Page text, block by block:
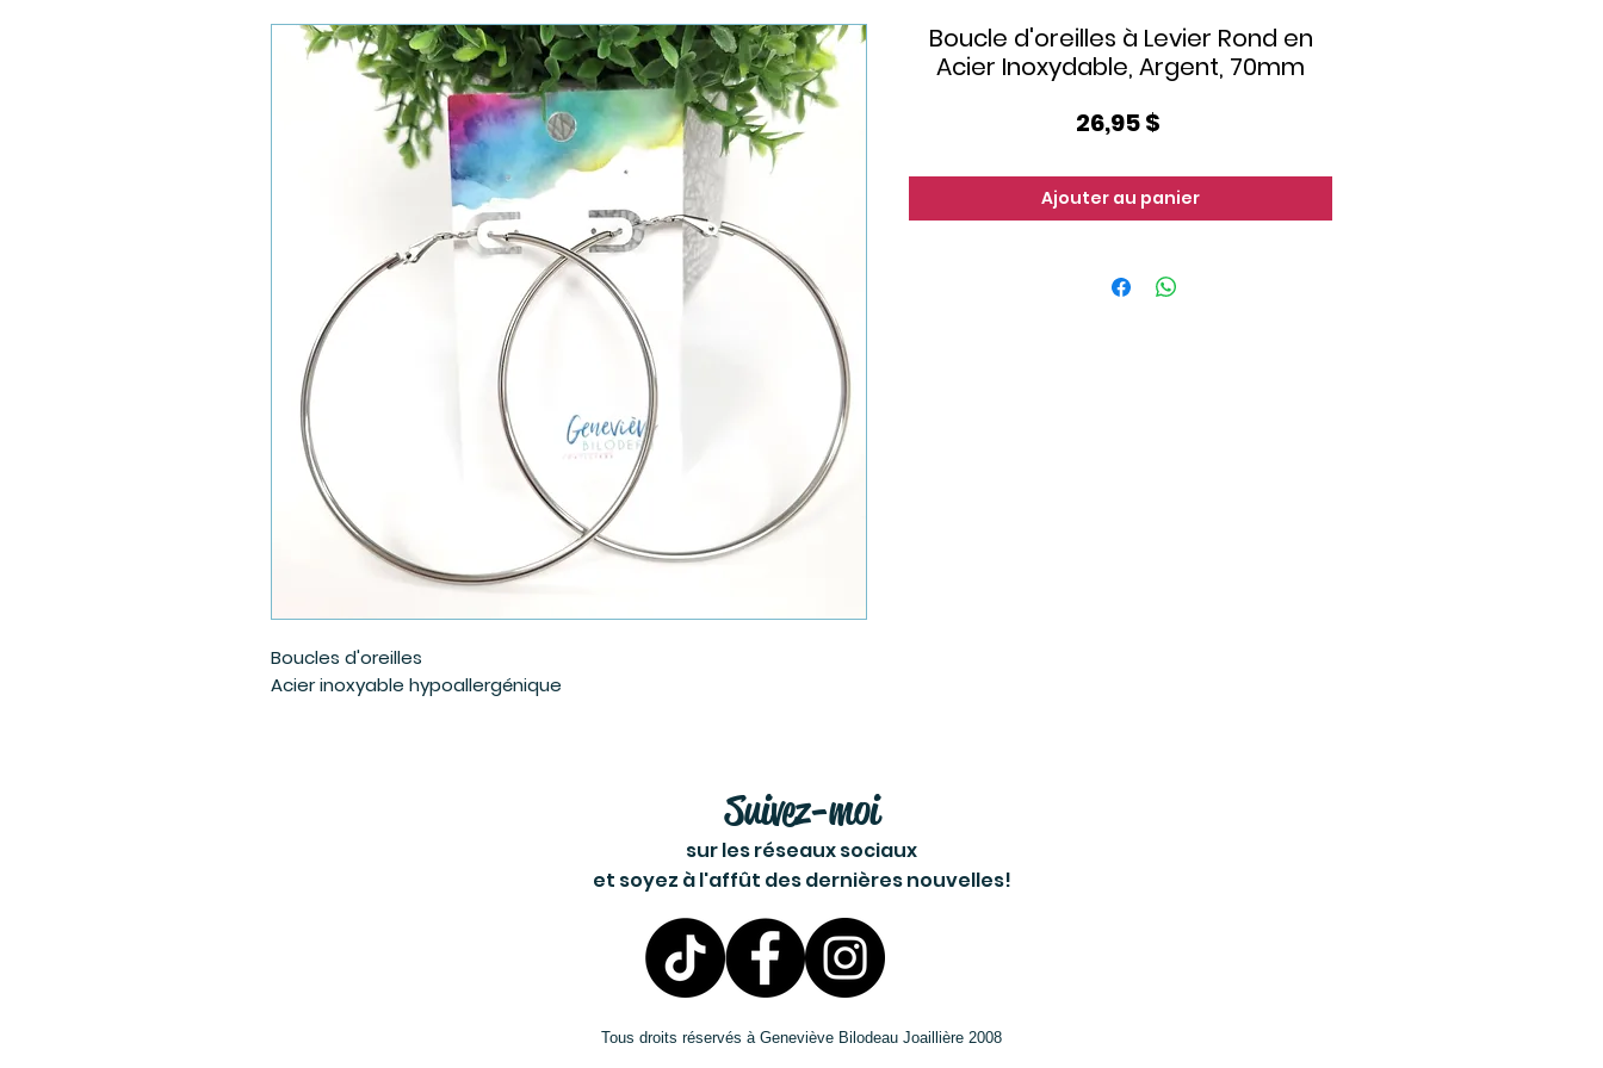
Boucles d'oreilles
Acier inoxyable hypoallergénique
Boucle d'oreilles à Levier Rond en
Acier Inoxydable, Argent, 70mm
26,95 $Prix
Ajouter au panier
Suivez-moi
sur les réseaux sociaux
et soyez à l'affût des dernières nouvelles!
Tous droits réservés à Geneviève Bilodeau Joaillière 2008